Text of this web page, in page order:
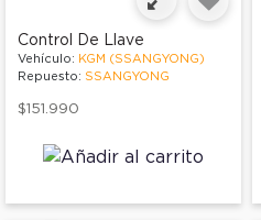
Control De Llave
Vehículo: KGM (SSANGYONG)
Repuesto: SSANGYONG
$151.990